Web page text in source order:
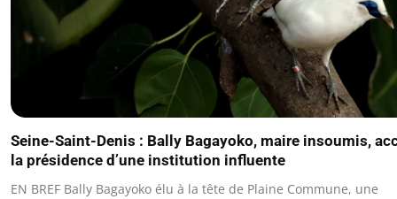
Seine-Saint-Denis : Bally Bagayoko, maire insoumis,
la présidence d’une institution influente
EN BREF Bally Bagayoko élu à la tête de Plaine Commune, une